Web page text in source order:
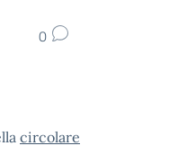
0
circolare